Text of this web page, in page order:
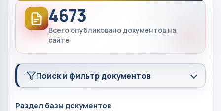
4673
Всего опубликовано документов на
сайте
Поиск и фильтр документов
Раздел базы документов